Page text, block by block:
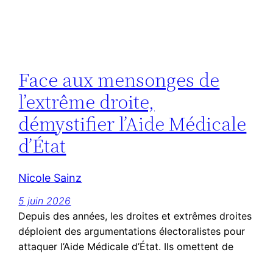
Face aux mensonges de
l’extrême droite,
démystifier l’Aide Médicale
d’État
Nicole Sainz
5 juin 2026
Depuis des années, les droites et extrêmes droites
déploient des argumentations électoralistes pour
attaquer l’Aide Médicale d’État. Ils omettent de